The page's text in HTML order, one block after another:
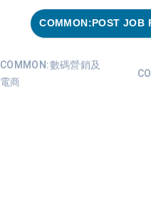
COMMON:POST JOB
COMMON:數碼營銷及
電商